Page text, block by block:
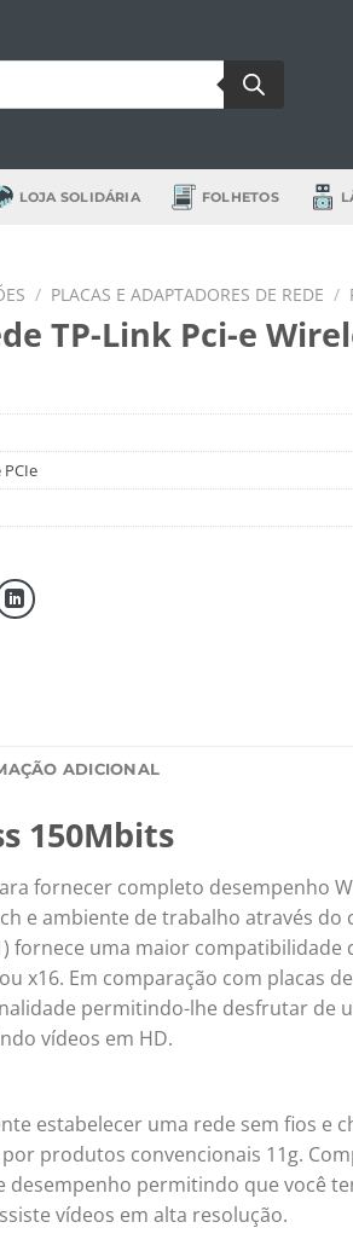
LOJA SOLIDÁRIA FOLHETOS
/ PLACAS E ADAPTADORES DE REDE /
TP-Link Pci-e
PCIe
ADICIONAL
150Mbits
fornecer completo desempenho
e ambiente de trabalho através do
fornece uma maior compatibilidade
x16. Em comparação com placas
permitindo-lhe desfrutar de
vídeos em HD.
estabelecer uma rede sem fios e
produtos convencionais 11g.
permitindo que você
vídeos em alta resolução.